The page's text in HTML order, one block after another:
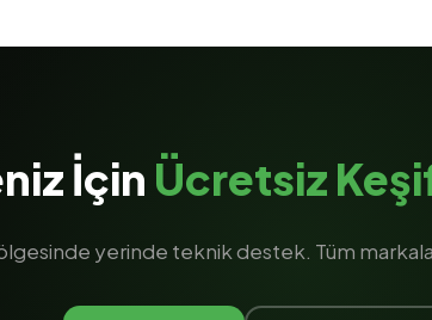
İçin Ücretsiz
yerinde teknik destek. Tüm